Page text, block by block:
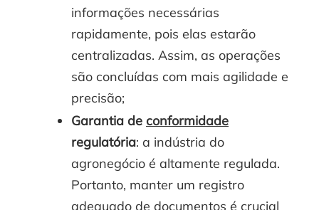
informações necessárias
rapidamente, pois elas estarão
centralizadas. Assim, as operações
são concluídas com mais agilidade e
precisão;
Garantia de conformidade
regulatória: a indústria do
agronegócio é altamente regulada.
Portanto, manter um registro
adequado de documentos é crucial